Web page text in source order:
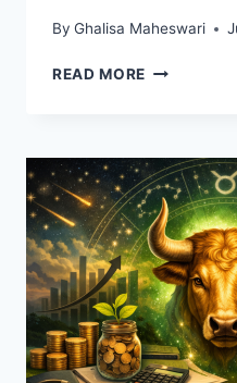
By Ghalisa Maheswari
READ MORE TAURUS
PELUANG
BARU
DAN
YANG
PERLU
DIHADAPI